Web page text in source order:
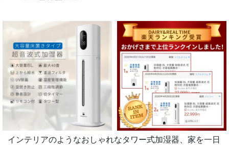
インテリアのようなおしゃれなタワー式加湿器、家を一日